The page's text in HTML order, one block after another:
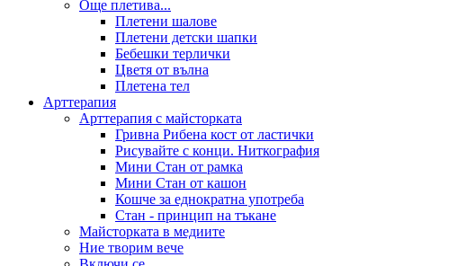
Още плетива...
Плетени шалове
Плетени детски шапки
Бебешки терлички
Цветя от вълна
Плетена тел
Арттерапия
Арттерапия с майсторката
Гривна Рибена кост от ластички
Рисувайте с конци. Ниткография
Мини Стан от рамка
Мини Стан от кашон
Кошче за еднократна употреба
Стан - принцип на тъкане
Майсторката в медиите
Ние творим вече